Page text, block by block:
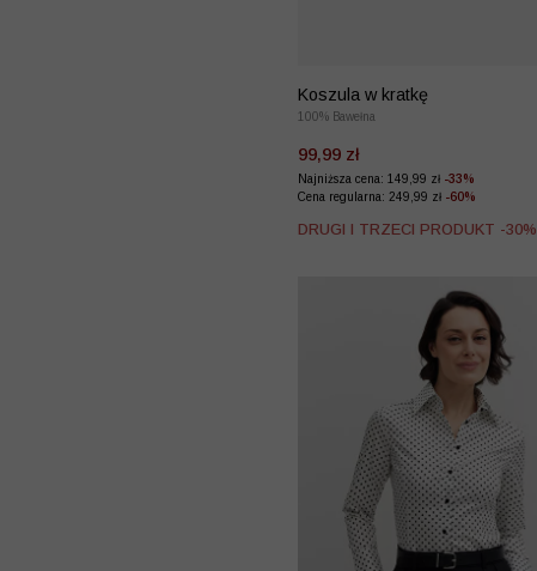
Koszula w kratkę
100% Bawełna
99,99 zł
Najniższa cena: 149,99 zł -33%
Cena regularna: 249,99 zł -60%
DRUGI I TRZECI PRODUKT -30%